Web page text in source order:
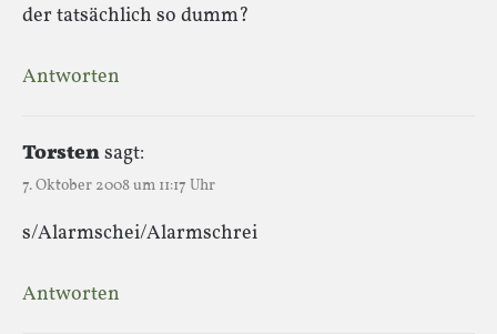
der tatsächlich so dumm?
Antworten
Torstensagt:
7. Oktober 2008 um 11:17 Uhr
s/Alarmschei/Alarmschrei
Antworten